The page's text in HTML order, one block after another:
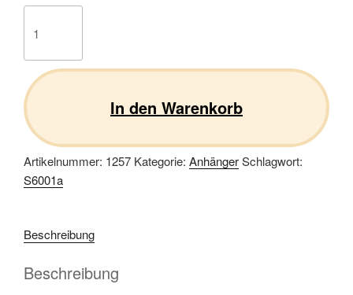
S01
In den Warenkorb
Artikelnummer: 1257 Kategorie: AnhängerSchlagwort:
S6001a
Beschreibung
Beschreibung